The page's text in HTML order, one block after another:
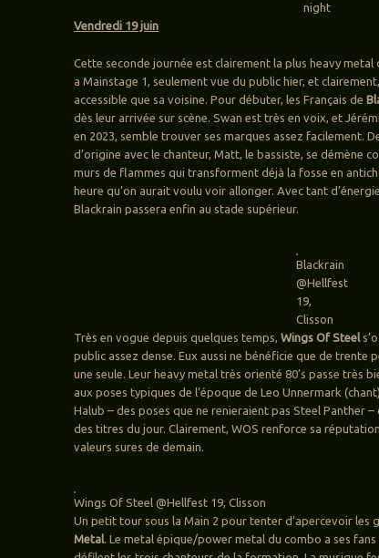
night
Vendredi 19 juin
Cette seconde journée est clairement la plus heavy
a Mainstage 1, seulement vue du public hier, et
accessible que sa voisine. Pour débuter, les Français de
dès leur arrivée sur scène. Swan est très en voix, et
en 2023, semble trouver ses marques assez facilement.
d’origine avec le chanteur, Matt, le bassiste, se démène
murs de flammes qui transforment déjà la fosse en
heure qu’on aurait voulu voir allonger. Avec tant
Blackrain passera enfin au stade supérieur.
Blackrain
@Hellfest
19,
Clisson
Très en vogue depuis quelques temps,Wings Of Steel
public assez dense. Eux aussi ne bénéficie que de trente
une seule. Leur heavy metal très orienté 80’s passe très
aux poses typiques de l’époque de Leo Unnermark
Halub – des poses que ne renieraient pas Steel Panther
des titres du jour. Clairement, WOS renforce sa
valeurs sures de demain.
Wings Of Steel @Hellfest 19, Clisson
Un petit tour sous la Main 2 pour tenter d’apercevoir les
Metal. Le metal épique/power metal du combo a ses